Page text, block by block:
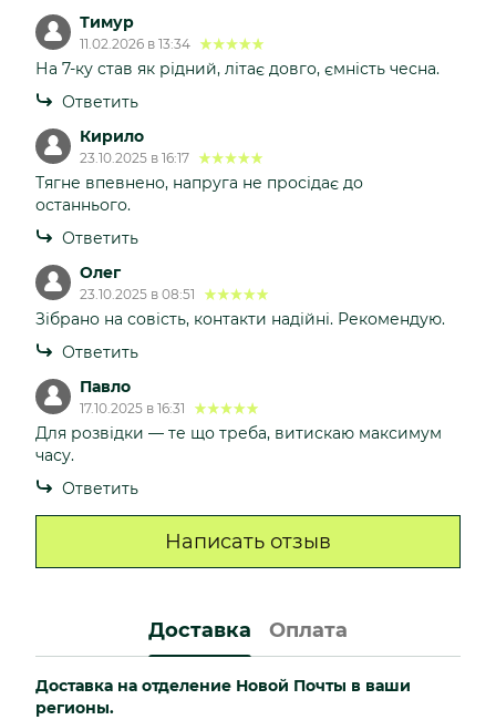
Тимур
11.02.2026 в 13:34
На 7-ку став як рідний, літає довго, ємність чесна.
Ответить
Кирило
23.10.2025 в 16:17
Тягне впевнено, напруга не просідає до
останнього.
Ответить
Олег
23.10.2025 в 08:51
Зібрано на совість, контакти надійні. Рекомендую.
Ответить
Павло
17.10.2025 в 16:31
Для розвідки — те що треба, витискаю максимум
часу.
Ответить
Написать отзыв
Доставка Оплата
Доставка на отделение Новой Почты в ваши
регионы.